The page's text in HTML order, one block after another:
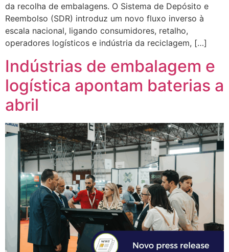
da recolha de embalagens. O Sistema de Depósito e
Reembolso (SDR) introduz um novo fluxo inverso à
escala nacional, ligando consumidores, retalho,
operadores logísticos e indústria da reciclagem, […]
Indústrias de embalagem e
logística apontam baterias a
abril